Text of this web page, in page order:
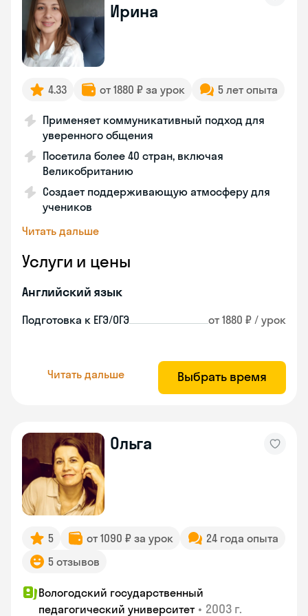
Ирина
4.33 от 1880 ₽ за урок 5 лет опыта
Применяет коммуникативный подход для
уверенного общения
Посетила более 40 стран, включая
Великобританию
Создает поддерживающую атмосферу для
учеников
Читать дальше
Услуги и цены
Английский язык
Подготовка к ЕГЭ/ОГЭ от 1880 ₽ / урок
Читать дальше Выбрать время
Ольга
5 от 1090 ₽ за урок
24 года опыта
5 отзывов
Вологодский государственный
педагогический университет • 2003 г.